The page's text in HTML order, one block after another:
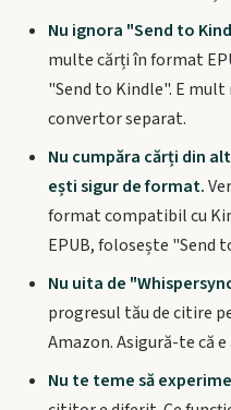
Nu ignora "Send to
multe cărți în format
"Send to Kindle". E
convertor separat.
Nu cumpăra cărți din
ești sigur de format.
format compatibil cu
EPUB, folosește "Send
Nu uita de
progresul tău de citire
Amazon. Asigură-te că
Nu te teme să